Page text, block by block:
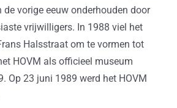
de vorige eeuw onderhouden door
vrijwilligers. In 1988 viel het
Halsstraat om te vormen tot
HOVM als officieel museum
Op 23 juni 1989 werd het HOVM